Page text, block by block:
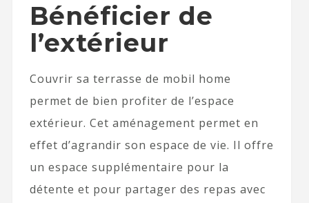
Bénéficier de
l’extérieur
Couvrir sa terrasse de mobil home
permet de bien profiter de l’espace
extérieur. Cet aménagement permet en
effet d’agrandir son espace de vie. Il offre
un espace supplémentaire pour la
détente et pour partager des repas avec